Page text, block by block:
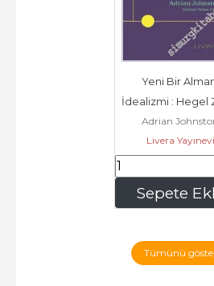
Sepete
Yeni Bir
İdealizmi : Hegel
ve Diyalektirk
Materyalizm -...
Adrian
Livera Yayınevi
496,80
Tümünü